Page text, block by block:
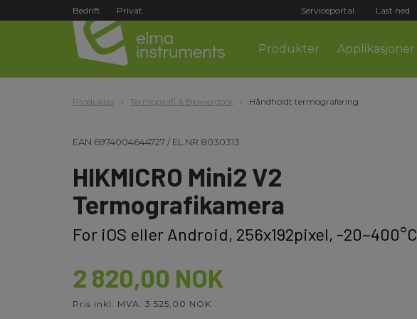
Bedrift Privat Serviceportal Last ned
Produkter Applikasjoner
Produkter Termografi & Blowerdoor Håndholdt termografering
EAN 6974004644727/EL.NR 8030313
HIKMICRO Mini2 V2
Termografikamera
For iOS eller Android, 256x192pixel, -20~400°C
2 820,00 NOK
Pris inkl. MVA. 3 525,00 NOK